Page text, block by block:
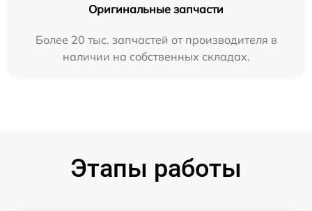
Оригинальные запчасти
Более 20 тыс. запчастей от производителя в
наличии на собственных складах.
Этапы работы